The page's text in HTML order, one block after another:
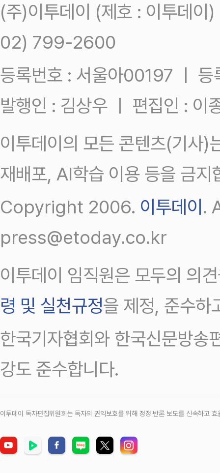
(주)이투데이 (제호 : 이투데
02) 799-2600
등록번호 : 서울아00197 ㅣ
발행인 : 김상우 ㅣ 편집인 : 이
이투데이의 모든 콘텐츠(기사)
재배포, AI학습 이용 등을 금지
Copyright 2006. 이투데이.
press@etoday.co.kr
이투데이 임직원은 모두의 의
령 및 실천규정을 제정, 준수하
한국기자협회와 한국신문방송
강도 준수합니다.
이투데이 독자편집위원회는 독자의 권익보호를 위해 정정‧반론 보도를 신속하고